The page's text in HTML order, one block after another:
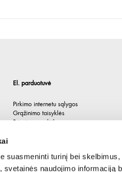
suasmeninti turinį bei
naudojimo informaciją
El. parduotuvė
Pirkimo internetu sąlygos
Grąžinimo taisyklės
Privatumo politika